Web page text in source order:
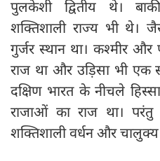
पुलकेशी द्वितीय थे।
शक्तिशाली राज्य भी थे।
गुर्जर स्थान था। कश्मीर
राज था और उड़िसा भी एक
दक्षिण भारत के नीचले
राजाओं का राज था।
शक्तिशाली वर्धन और चालुक्य